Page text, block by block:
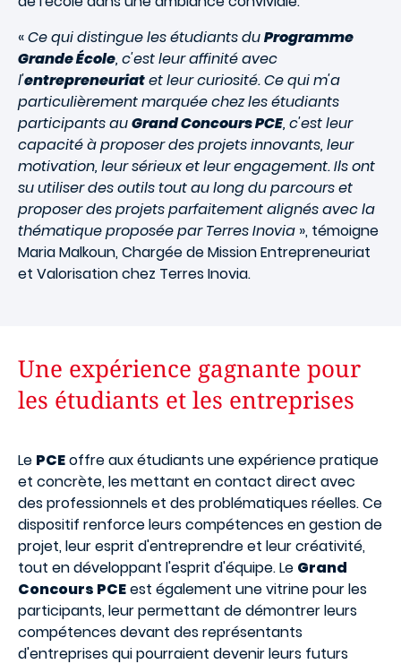
«Ce qui distingue les étudiants duProgramme
Grande École, c'est leur affinité avec
l'entrepreneuriatet leur curiosité. Ce qui m'a
particulièrement marquée chez les étudiants
participants auGrand Concours PCE, c'est leur
capacité à proposer des projets innovants, leur
motivation, leur sérieux et leur engagement. Ils ont
su utiliser des outils tout au long du parcours et
proposer des projets parfaitement alignés avec la
thématique proposée par Terres Inovia », témoigne
Maria Malkoun, Chargée de Mission Entrepreneuriat
et Valorisation chez Terres Inovia.
Une expérience gagnante pour
les étudiants et les entreprises
Le PCEoffre aux étudiants une expérience pratique
et concrète, les mettant en contact direct avec
des professionnels et des problématiques réelles. Ce
dispositif renforce leurs compétences en gestion de
projet, leur esprit d'entreprendre et leur créativité,
tout en développant l'esprit d'équipe. Le Grand
Concours PCEest également une vitrine pour les
participants, leur permettant de démontrer leurs
compétences devant des représentants
d'entreprises qui pourraient devenir leurs futurs